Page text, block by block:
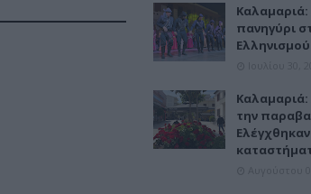
πανηγύρι
Ελληνισμού
Καλαμαριά:
την
Ελέγχθηκαν